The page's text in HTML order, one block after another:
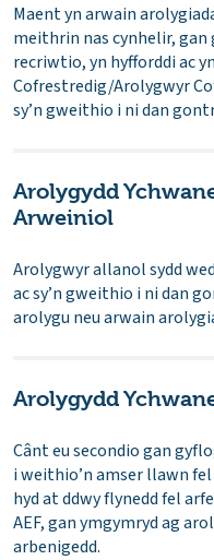
Maent yn arwain
meithrin nas cynhelir, gan
recriwtio, yn hyfforddi ac
Cofrestredig/Arolygwyr
sy’n gweithio i ni dan
Arolygydd
Arweiniol
Arolygwyr allanol sydd
ac sy’n gweithio i ni dan
arolygu neu arwain
Arolygydd
Cânt eu secondio gan
i weithio’n amser llawn
hyd at ddwy flynedd fel
AEF, gan ymgymryd ag
arbenigedd.